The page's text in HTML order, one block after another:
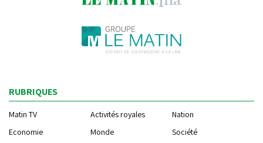
RUBRIQUES
Matin TV Activités royales
Nation
Economie
Monde
Société